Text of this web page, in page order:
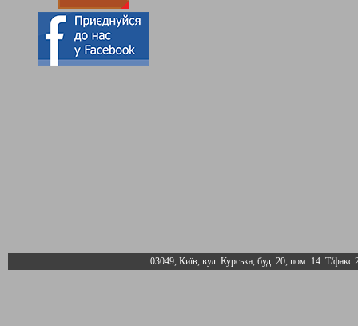
03049, Київ, вул. Курська, буд. 20, пом. 14. Т/